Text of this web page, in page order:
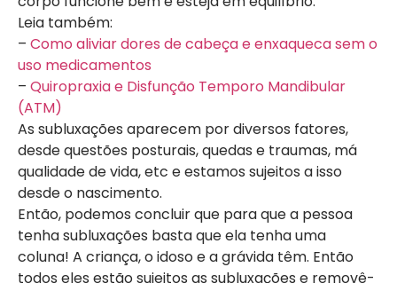
Leia também:
– Como aliviar dores de cabeça e enxaqueca sem o
uso medicamentos
– Quiropraxia e Disfunção Temporo Mandibular
(ATM)
As subluxações aparecem por diversos fatores,
desde questões posturais, quedas e traumas, má
qualidade de vida, etc e estamos sujeitos a isso
desde o nascimento.
Então, podemos concluir que para que a pessoa
tenha subluxações basta que ela tenha uma
coluna! A criança, o idoso e a grávida têm. Então
todos eles estão sujeitos as subluxações e removê-